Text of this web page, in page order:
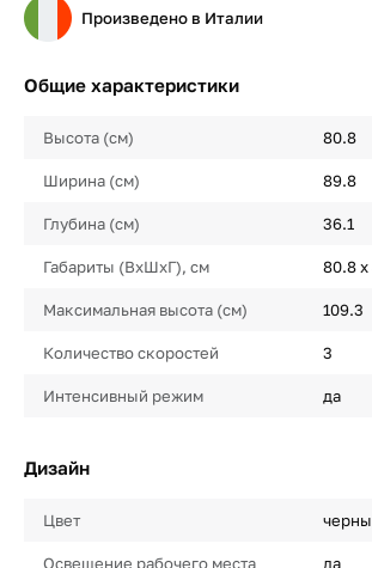
Произведено в Италии
Общие характеристики
Высота (см) 80.8
Ширина (см) 89.8
Глубина (см) 36.1
Габариты (ВхШхГ), см 80.8 x
Максимальная высота (см) 109.3
Количество скоростей 3
Интенсивный режим да
Дизайн
Цвет
Освещение рабочего места да